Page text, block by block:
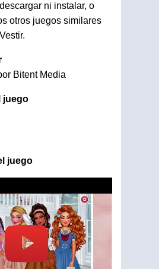
ni instalar, o
otros juegos similares
Bitent Media
juego
juego